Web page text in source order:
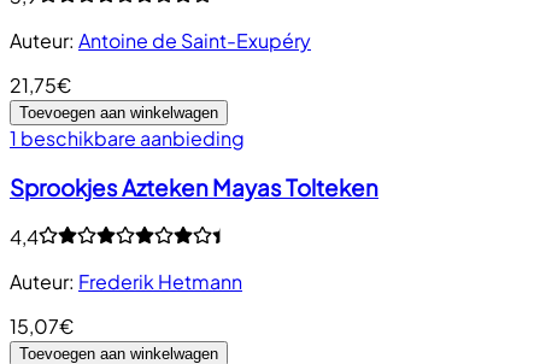
Auteur: Antoine de Saint-Exupéry
21,75€
Toevoegen aan winkelwagen
1 beschikbare aanbieding
Sprookjes Azteken Mayas Tolteken
4,4
Auteur: Frederik Hetmann
15,07€
Toevoegen aan winkelwagen